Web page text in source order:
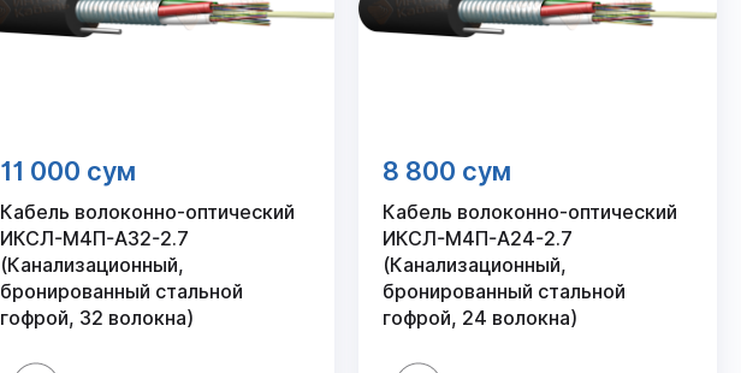
11 000 сум
Кабель волоконно-оптический
ИКСЛ-М4П-А32-2.7
(Канализационный,
бронированный стальной
гофрой, 32 волокна)
8 800 сум
Кабель волоконно-оптический
ИКСЛ-М4П-А24-2.7
(Канализационный,
бронированный стальной
гофрой, 24 волокна)